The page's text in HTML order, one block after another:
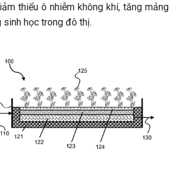
thiểu ô nhiễm không khí, tăng mảng
sinh học trong đô thị.